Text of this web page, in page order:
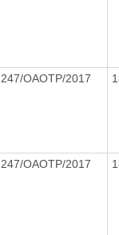
247/OAOTP/2017
247/OAOTP/2017